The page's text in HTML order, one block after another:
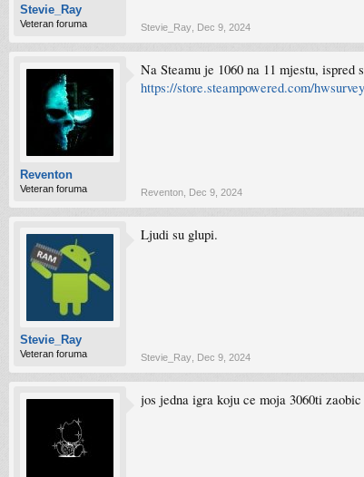
Stevie_Ray
Veteran foruma Stevie_Ray Dec 9, 2024
Reventon
Veteran foruma
Na Steamu je 1060 na 11 mjestu, ispred
https://store.steampowered.com/
Reventon Dec 9, 2024
Stevie_Ray
Veteran foruma
Ljudi su glupi.
Stevie_Ray Dec 9, 2024
jos jedna igra koju ce moja 3060ti zaobic